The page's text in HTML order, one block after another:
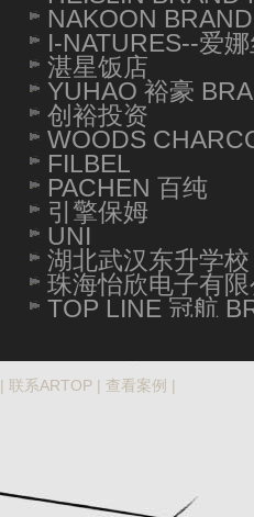
NAKOON
I-NATURES--爱
湛星饭店
YUHAO 裕豪
创裕投资
WOODS
FILBEL
PACHEN 百纯
引擎保姆
UNI
湖北武汉东升学校
珠海怡欣电子有限
TOP LINE 冠航
| 联系ARTOP | 查看案例 |